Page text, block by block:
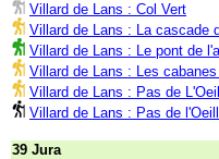
Villard de Lans : Col Vert
Villard de Lans : La cascade
Villard de Lans : Le pont de
Villard de Lans : Les
Villard de Lans : Pas de
Villard de Lans : Pas de
39 Jura